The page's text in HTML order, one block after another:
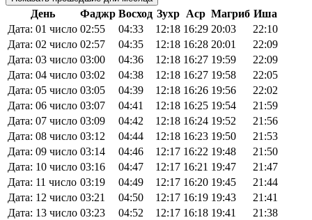
День Фаджр Восход Зухр Аср Магриб Иша
Дата: 01 число 02:55 04:33 12:18 16:29 20:03
22:10
Дата: 02 число 02:57 04:35 12:18 16:28 20:01
22:09
Дата: 03 число 03:00 04:36 12:18 16:27 19:59
22:09
Дата: 04 число 03:02 04:38 12:18 16:27 19:58
22:05
Дата: 05 число 03:05 04:39 12:18 16:26 19:56
22:02
Дата: 06 число 03:07 04:41 12:18 16:25 19:54
21:59
Дата: 07 число 03:09 04:42 12:18 16:24 19:52
21:56
Дата: 08 число 03:12 04:44 12:18 16:23 19:50
21:53
Дата: 09 число 03:14 04:46 12:17 16:22 19:48
21:50
Дата: 10 число 03:16 04:47 12:17 16:21 19:47
21:47
Дата: 11 число 03:19 04:49 12:17 16:20 19:45
21:44
Дата: 12 число 03:21 04:50 12:17 16:19 19:43
21:41
Дата: 13 число 03:23 04:52 12:17 16:18 19:41
21:38